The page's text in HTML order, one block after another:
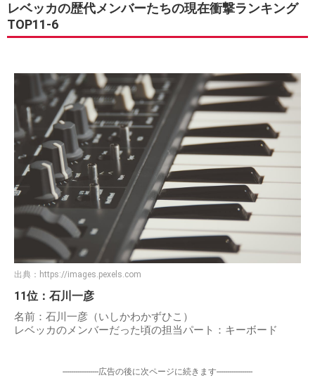
レベッカの歴代メンバーたちの現在衝撃ランキング
TOP11-6
出典： https://images.pexels.com
11位：石川一彦
名前：石川一彦（いしかわかずひこ）
レベッカのメンバーだった頃の担当パート：キーボード
-----------------広告の後に次ページに続きます-----------------